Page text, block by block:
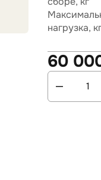
нагрузка,
60